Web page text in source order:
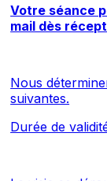
Votre séance
mail dès
Nous
suivantes.
Durée de